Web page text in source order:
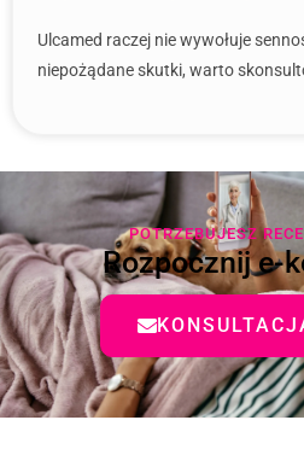
Ulcamed raczej nie wywołuje
niepożądane skutki, warto
POTRZEBUJESZ
Rozpocznij e-